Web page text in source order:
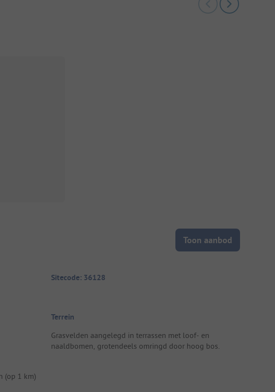
Toon aanbod
(op 1 km)
Sitecode: 36128
Terrein
Grasvelden aangelegd in terrassen met loof- en
naaldbomen, grotendeels omringd door hoog bos.